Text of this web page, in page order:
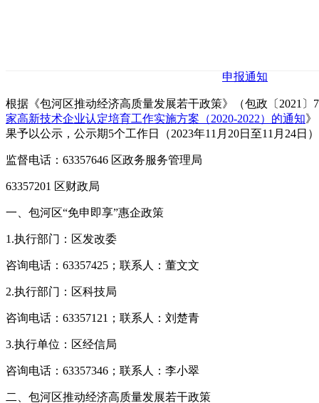
申报通知
根据《包河区推动经济高质量发展若干政策》（包政〔2021
家高新技术企业认定培育工作实施方案（2020-2022）的通知
果予以公示，公示期5个工作日（2023年11月20日至11月24日
监督电话：63357646 区政务服务管理局
63357201 区财政局
一、包河区“免申即享”惠企政策
1.执行部门：区发改委
咨询电话：63357425；联系人：董文文
2.执行部门：区科技局
咨询电话：63357121；联系人：刘楚青
3.执行单位：区经信局
咨询电话：63357346；联系人：李小翠
二、包河区推动经济高质量发展若干政策